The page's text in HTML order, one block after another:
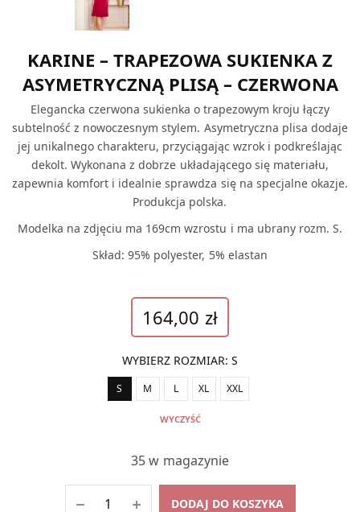
KARINE – TRAPEZOWA SUKIENKA Z
ASYMETRYCZNĄ PLISĄ – CZERWONA
Elegancka czerwona sukienka o trapezowym kroju łączy
subtelność z nowoczesnym stylem. Asymetryczna plisa dodaje
jej unikalnego charakteru, przyciągając wzrok i podkreślając
dekolt. Wykonana z dobrze układającego się materiału,
zapewnia komfort i idealnie sprawdza się na specjalne okazje.
Produkcja polska.
Modelka na zdjęciu ma 169cm wzrostu i ma ubrany rozm. S.
Skład: 95% polyester, 5% elastan
164,00 zł
WYBIERZ ROZMIAR: S
S M L XL XXL
WYCZYŚĆ
35 w magazynie
DODAJ DO KOSZYKA